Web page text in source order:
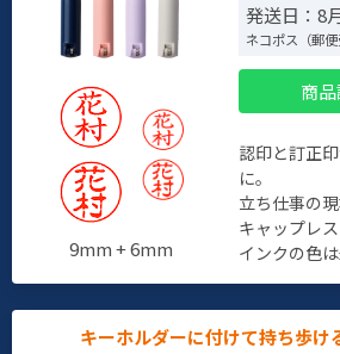
9mm + 6mm
発送日：8
ネコポス（郵便
商
認印と訂正
に。
立ち仕事の
キャップレス
インクの色は
キーホルダーに付けて持ち歩け